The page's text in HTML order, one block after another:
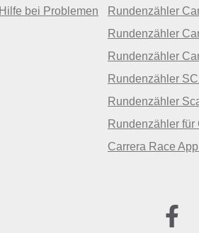
Hilfe bei Problemen
Rundenzähler
Rundenzähler
Rundenzähler
Rundenzähler
Rundenzähler
Rundenzähler für
Carrera Race